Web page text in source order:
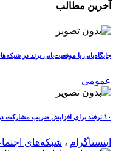
آخرین مطالب
جایگاه‌یابی یا موقعیت‌یابی برند در
عمومی
۱۰ ترفند برای افزایش ضریب مشارکت در اینستاگرام
اینستاگرام ، شبکه‌های